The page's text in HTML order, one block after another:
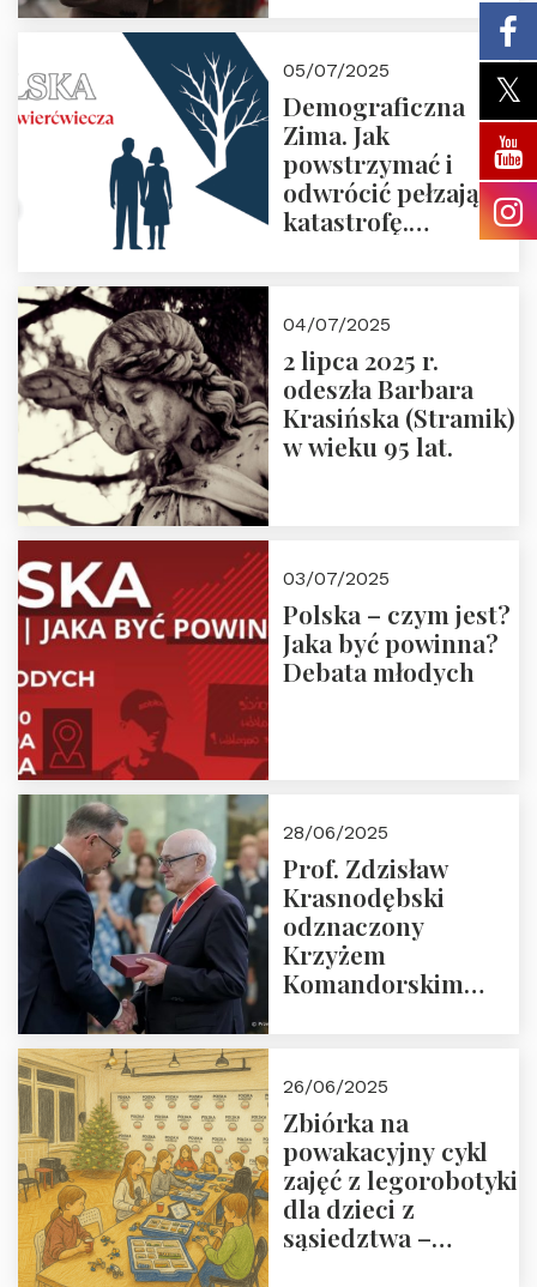
05/07/2025
Demograficzna
Zima. Jak
powstrzymać i
odwrócić pełzającą
katastrofę.
Nowego
Ćwierćwiecza”
04/07/2025
2 lipca 2025 r.
odeszła Barbara
Krasińska (Stramik)
w wieku 95 lat.
03/07/2025
Polska – czym jest?
Jaka być powinna?
Debata młodych
28/06/2025
Prof. Zdzisław
Krasnodębski
odznaczony
Krzyżem
Komandorskim
26/06/2025
Zbiórka na
powakacyjny cykl
zajęć z legorobotyki
dla dzieci z
sąsiedztwa –